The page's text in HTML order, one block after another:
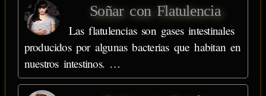
Soñar con Flatulencia
Las flatulencias son gases intestinales
producidos por algunas bacterias que habitan en
nuestros intestinos. …